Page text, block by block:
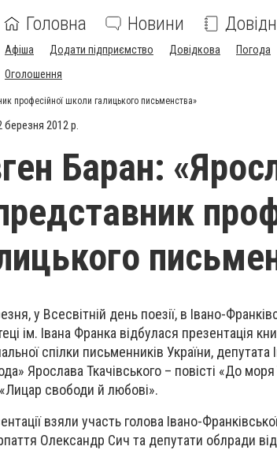
Головна Новини
Афіша Додати підприємство Довідкова Погода
Оголошення
професійної школи галицького письменства»
березня 2012 р.
Баран:
у Всесвітній день поезії, в Івано-
ім. Івана Франка відбулася презентація
спілки письменників України,
Ярослава Ткачівського – повісті «До
«Лицар свободи й любові».
взяли участь голова Івано-
Олександр Сич та депутати облради